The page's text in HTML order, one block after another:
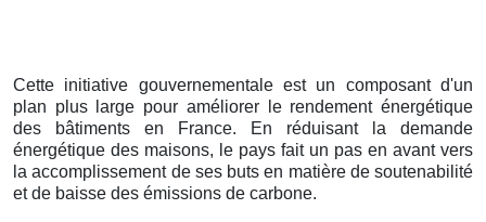
Cette initiative gouvernementale est un composant d'un
plan plus large pour améliorer le rendement énergétique
des bâtiments en France. En réduisant la demande
énergétique des maisons, le pays fait un pas en avant vers
la accomplissement de ses buts en matière de soutenabilité
et de baisse des émissions de carbone.